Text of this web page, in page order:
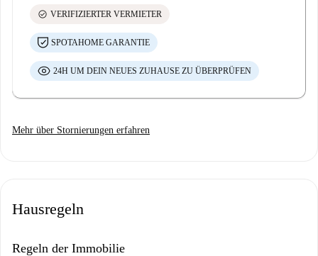
check_circle VERIFIZIERTER VERMIETER
SPOTAHOME GARANTIE
24H UM DEIN NEUES ZUHAUSE ZU ÜBERPRÜFEN
Mehr über Stornierungen erfahren
Hausregeln
Regeln der Immobilie